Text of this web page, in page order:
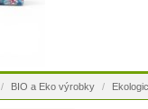
/ BIO a Eko výrobky /